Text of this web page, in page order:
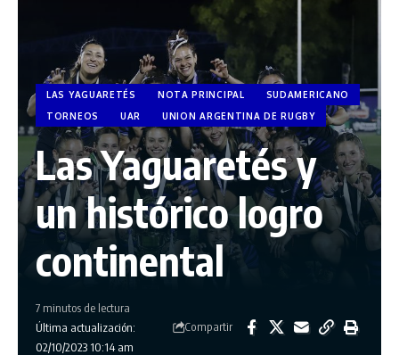
LAS YAGUARETÉS NOTA PRINCIPAL
SUDAMERICANO
TORNEOS
UAR UNION ARGENTINA DE RUGBY
Las Yaguaretés y
un histórico logro
continental
Última actualización:
02/10/2023 10:14 am
7 minutos de lectura
Compartir